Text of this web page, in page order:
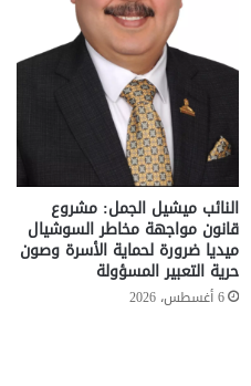
النائب ميشيل الجمل: مشروع
قانون مواجهة مخاطر السوشيال
ميديا ضرورة لحماية الأسرة وصون
حرية التعبير المسؤولة
6 أغسطس، 2026